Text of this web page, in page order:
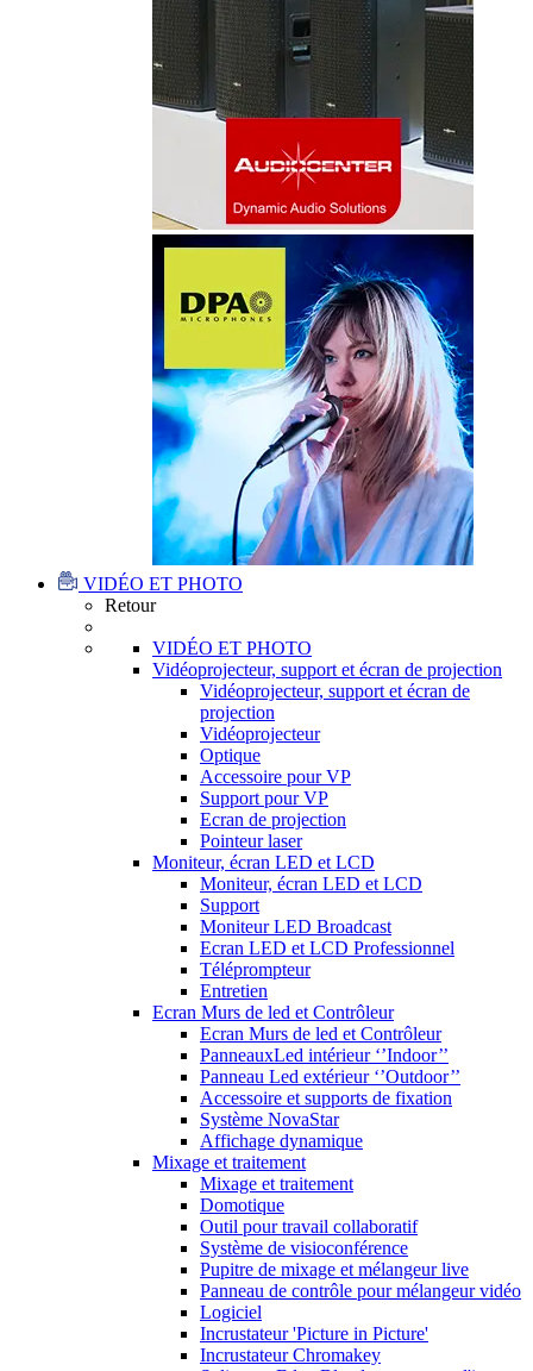
VIDÉO ET PHOTO
Retour
VIDÉO ET PHOTO
Vidéoprojecteur, support et écran de projection
Vidéoprojecteur, support et écran de
projection
Vidéoprojecteur
Optique
Accessoire pour VP
Support pour VP
Ecran de projection
Pointeur laser
Moniteur, écran LED et LCD
Moniteur, écran LED et LCD
Support
Moniteur LED Broadcast
Ecran LED et LCD Professionnel
Téléprompteur
Entretien
Ecran Murs de led et Contrôleur
Ecran Murs de led et Contrôleur
PanneauxLed intérieur ‘’Indoor’’
Panneau Led extérieur ‘’Outdoor’’
Accessoire et supports de fixation
Système NovaStar
Affichage dynamique
Mixage et traitement
Mixage et traitement
Domotique
Outil pour travail collaboratif
Système de visioconférence
Pupitre de mixage et mélangeur live
Panneau de contrôle pour mélangeur vidéo
Logiciel
Incrustateur 'Picture in Picture'
Incrustateur Chromakey